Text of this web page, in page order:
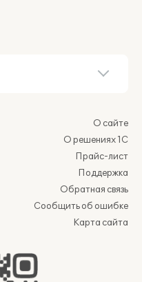
О сайте
О решениях 1С
Прайс-лист
Поддержка
Обратная связь
Сообщить об ошибке
Карта сайта